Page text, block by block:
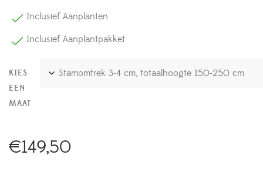
Inclusief Aanplanten
Inclusief Aanplantpakket
KIES
EEN
MAAT
€149,50